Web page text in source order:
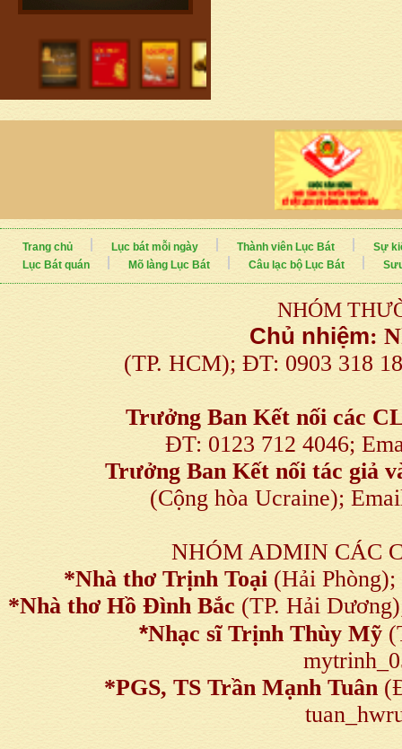
Trang chủ Lục bát mỗi ngày Thành viên Lục Bát
Sự
Lục Bát quán
Mõ làng Lục Bát Câu lạc bộ Lục Bát
NHÓM
Chủ nhiệm:
(TP. HCM); ĐT: 0903 318
Trưởng Ban Kết nối các
ĐT: 0123 712 4046;
Trưởng Ban Kết nối tác giả
(Cộng hòa Ucraine);
NHÓM ADMIN CÁC
*Nhà thơ Trịnh Toại (Hải
*Nhà thơ Hồ Đình Bắc (TP. Hải
*Nhạc sĩ Trịnh Thùy Mỹ
*PGS, TS Trần Mạnh Tuân